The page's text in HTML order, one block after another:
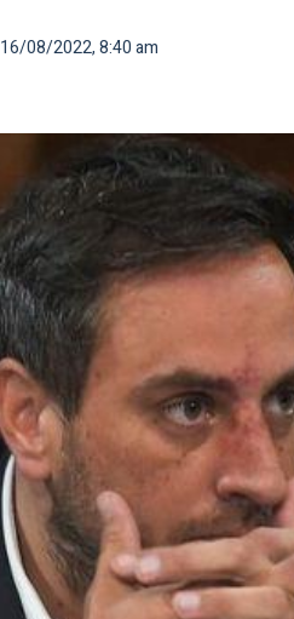
16/08/2022, 8:40 am